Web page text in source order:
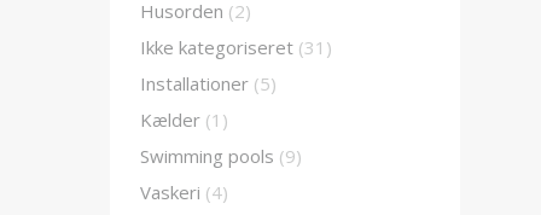
Husorden (2)
Ikke kategoriseret (31)
Installationer (5)
Kælder (1)
Swimming pools (9)
Vaskeri (4)